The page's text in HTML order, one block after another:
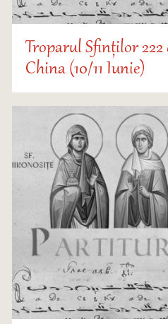
Troparul Sfinților
China (10/11 Iunie)